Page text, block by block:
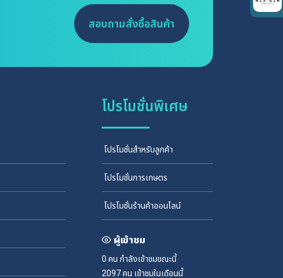
สอบถามสั่งซื้อสินค้า
โปรโมชั่นพิเศษ
โปรโมชั่นสำหรับลูกค้า
โปรโมชั่นการเกษตร
โปรโมชั่นร้านค้าออนไลน์
ผู้เข้าชม
0 คน กำลังเข้าชมขณะนี้
2097 คน เข้าชมในเดือนนี้